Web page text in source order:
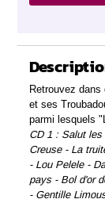
Retrouvez dans
et ses
parmi lesquels
CD 1 : Salut
Creuse - La
- Lou Pelele -
pays - Bol d'or
- Gentille